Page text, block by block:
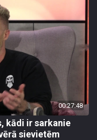
00:27:48
kādi ir sarkanie
sievietēm